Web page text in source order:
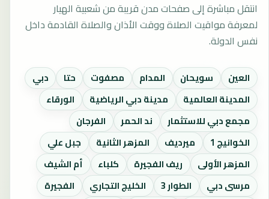
انتقل مباشرة إلى صفحات مدن قريبة من شعبية الهيار
لمعرفة مواقيت الصلاة ووقت الأذان والصلاة القادمة داخل
نفس الدولة.
العين سويحان المدام مصفوت حتا
دبي
المدينة العالمية
مدينة دبي الرياضية
الورقاء
مجمع دبي للاستثمار
ند الحمر
الفرجان
الخوانيج 1
ميرديف المزهر الثانية
جبل علي
المزهر الأولى
ريف الفجيرة كلباء
أم الشيف
مرسى دبي
الطوار 3 الخليج التجاري
الفجيرة